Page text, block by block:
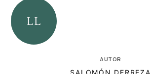
AUTOR
SALOMÓN DERREZA